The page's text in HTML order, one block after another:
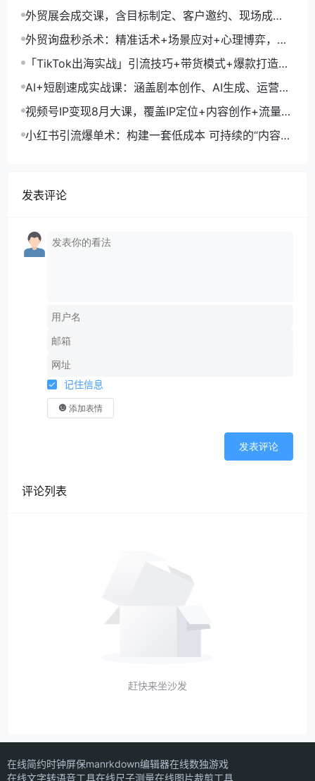
玩法、24小时自动盈利
外贸展会成交课，含目标制定、客户邀约、现场成
交，系统化SOP提升参展ROI
外贸询盘秒杀术：精准话术+场景应对+心理博弈，单
月询盘转化率提升200%
「TikTok出海实战」引流技巧+带货模式+爆款打造，
单月变现10万+秘籍
AI+短剧速成实战课：涵盖剧本创作、AI生成、运营变
现，单部剧收益破万
视频号IP变现8月大课，覆盖IP定位+内容创作+流量获
取+合规运营+商业转化
小红书引流爆单术：构建一套低成本 可持续的“内容-
发表评论
记住信息
添加表情
发表评论
评论列表
赶快来坐沙发
在线简约时钟屏保manrkdown编辑器在线数独游戏
在线文字转语音工具在线尺子测量在线图片裁剪工具